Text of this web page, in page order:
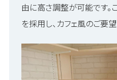
由に高さ調整が可能です。
を採用し、カフェ風のご要